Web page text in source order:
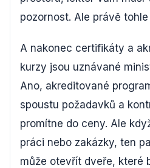
pozornost. Ale právě
A nakonec certifikáty a
kurzy jsou uznávané
Ano, akreditované
spoustu požadavků a
promítne do ceny. Ale
práci nebo zakázky, ten
může otevřít dveře, které